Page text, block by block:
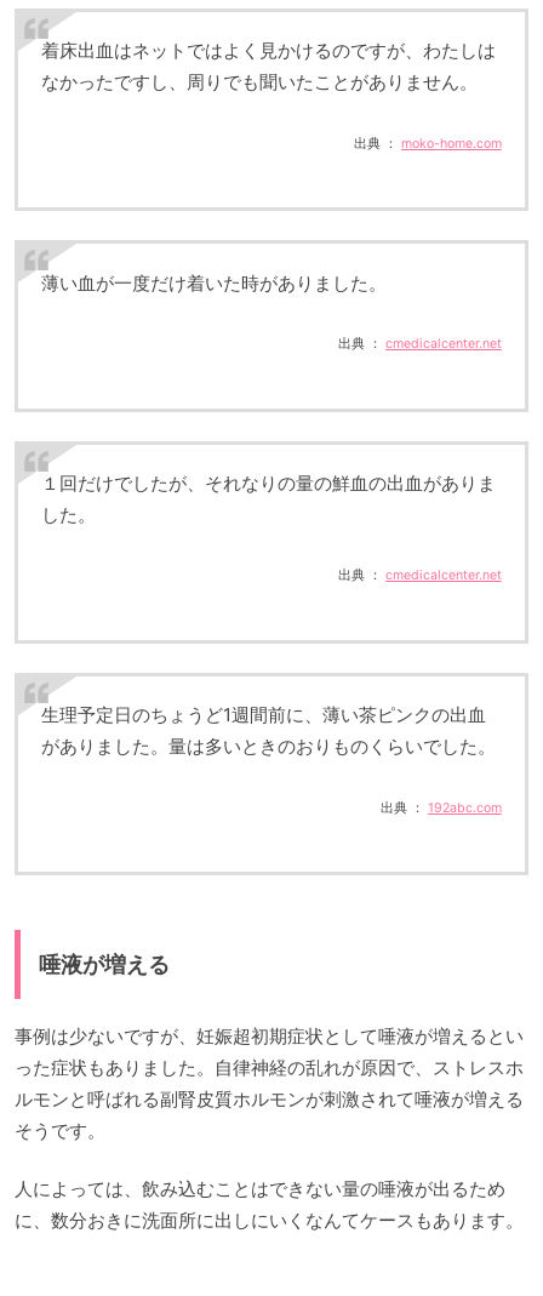
着床出血はネットではよく見かけるのですが、わたしは
なかったですし、周りでも聞いたことがありません。
出典 ：moko-home.com
薄い血が一度だけ着いた時がありました。
出典 ：cmedicalcenter.net
１回だけでしたが、それなりの量の鮮血の出血がありま
した。
出典 ：cmedicalcenter.net
生理予定日のちょうど1週間前に、薄い茶ピンクの出血
がありました。量は多いときのおりものくらいでした。
出典 ： 192abc.com
唾液が増える
事例は少ないですが、妊娠超初期症状として唾液が増えるとい
った症状もありました。自律神経の乱れが原因で、ストレスホ
ルモンと呼ばれる副腎皮質ホルモンが刺激されて唾液が増える
そうです。
人によっては、飲み込むことはできない量の唾液が出るため
に、数分おきに洗面所に出しにいくなんてケースもあります。